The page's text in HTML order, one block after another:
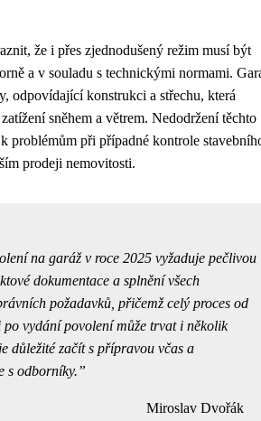
že i přes zjednodušený režim musí být
a v souladu s technickými normami.
odpovídající konstrukci a střechu, která
sněhem a větrem. Nedodržení těchto
problémům při případné kontrole
prodeji nemovitosti.
na garáž v roce 2025 vyžaduje pečlivou
dokumentace a splnění všech
požadavků, přičemž celý proces od
po vydání povolení může trvat i několik
důležité začít s přípravou včas a
s odborníky.
Miroslav Dvořák